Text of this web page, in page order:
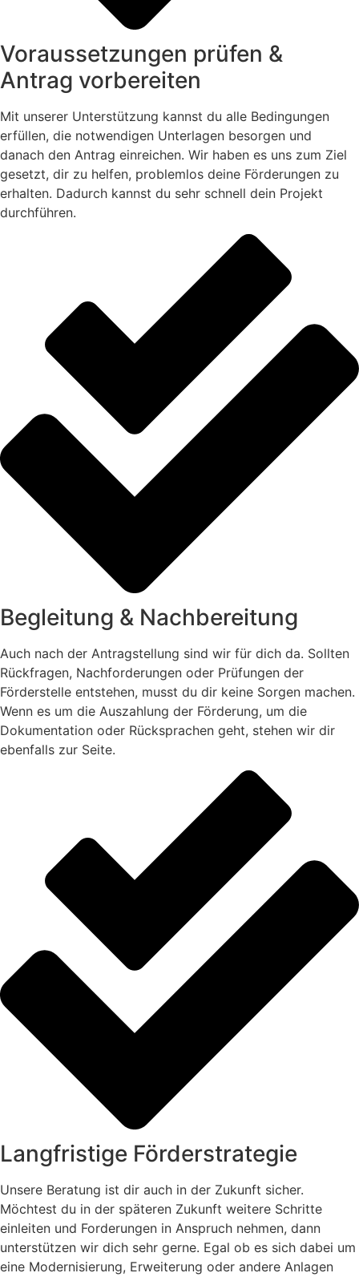
Voraussetzungen prüfen &
Antrag vorbereiten
Mit unserer Unterstützung kannst du alle Bedingungen
erfüllen, die notwendigen Unterlagen besorgen und
danach den Antrag einreichen. Wir haben es uns zum Ziel
gesetzt, dir zu helfen, problemlos deine Förderungen zu
erhalten. Dadurch kannst du sehr schnell dein Projekt
durchführen.
Begleitung & Nachbereitung
Auch nach der Antragstellung sind wir für dich da. Sollten
Rückfragen, Nachforderungen oder Prüfungen der
Förderstelle entstehen, musst du dir keine Sorgen machen.
Wenn es um die Auszahlung der Förderung, um die
Dokumentation oder Rücksprachen geht, stehen wir dir
ebenfalls zur Seite.
Langfristige Förderstrategie
Unsere Beratung ist dir auch in der Zukunft sicher.
Möchtest du in der späteren Zukunft weitere Schritte
einleiten und Forderungen in Anspruch nehmen, dann
unterstützen wir dich sehr gerne. Egal ob es sich dabei um
eine Modernisierung, Erweiterung oder andere Anlagen